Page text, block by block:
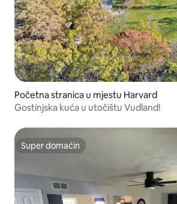
Početna stranica u mjestu Harvard
Gostinjska kuća u utočištu Vudland!
Super domaćin
Super domaćin